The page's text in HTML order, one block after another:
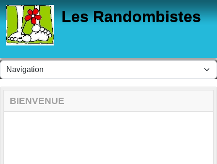
Les Randombistes
BIENVENUE
Panneau de gestion des cookies